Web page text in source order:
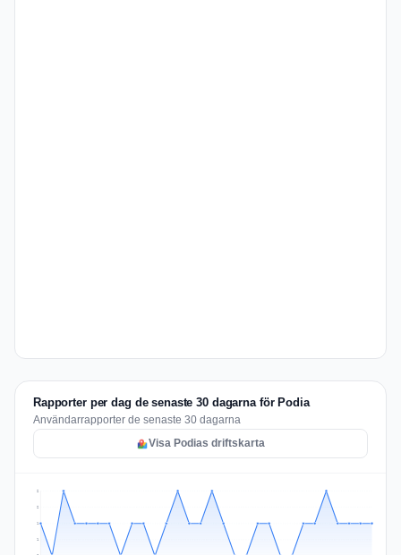
Rapporter per dag de senaste 30 dagarna för Podia
Användarrapporter de senaste 30 dagarna
Visa Podias driftskarta
1
1
2
2